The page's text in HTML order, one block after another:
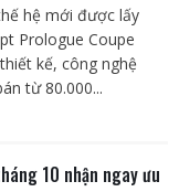
hệ mới được lấy
Prologue Coupe
kế, công nghệ
từ 80.000...
10 nhận ngay ưu